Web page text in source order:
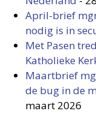
April-brief
nodig is in
Met Pasen
Katholieke
Maartbrief
de bug in de
maart 2026